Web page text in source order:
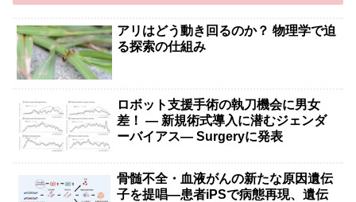
アリはどう動き回るのか？ 物理学で迫
る探索の仕組み
ロボット支援手術の執刀機会に男女
差！ — 新規術式導入に潜むジェンダ
ーバイアス— Surgeryに発表
骨髄不全・血液がんの新たな原因遺伝
子を提唱―患者iPSで病態再現、遺伝